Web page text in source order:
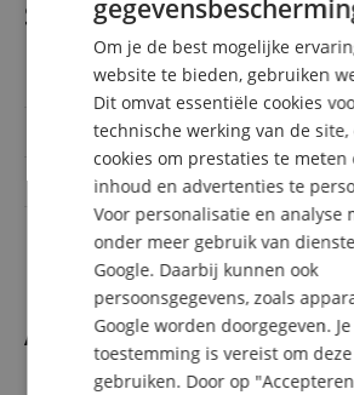
Specificaties
Artikelnummer 00077556
Zilver
Draadloze zender met
Frequenties 1785 -
Accesoires
Om je de best mogelijke
website te bieden, gebruiken
Dit omvat essentiële cookies
technische werking van de site,
cookies om prestaties te meten
inhoud en advertenties te
Voor personalisatie en analyse
onder meer gebruik van
Google. Daarbij kunnen ook
persoonsgegevens, zoals
Google worden doorgegeven. Je
toestemming is vereist om
gebruiken. Door op